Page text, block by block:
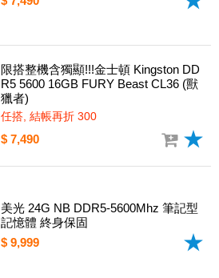
限搭整機含獨顯!!!金士頓 Kingston DD
R5 5600 16GB FURY Beast CL36 (獸
獵者)
任搭, 結帳再折 300
$ 7,490
美光 24G NB DDR5-5600Mhz 筆記型
記憶體 終身保固
$ 9,999